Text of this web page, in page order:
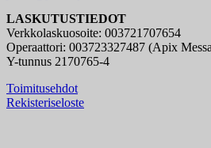
LASKUTUSTIEDOT
Verkkolaskuosoite: 003721707654
Operaattori: 003723327487 (Apix
Y-tunnus 2170765-4
Toimitusehdot
Rekisteriseloste